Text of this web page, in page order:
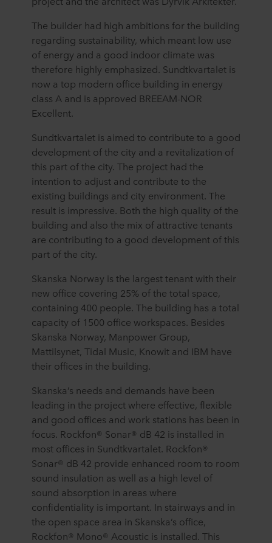
The builder had high ambitions for the building
regarding sustainability, which meant low use
of energy and a good indoor climate was
therefore highly emphasized. Sundtkvartalet is
now a top modern office building in energy
class A and is approved BREEAM-NOR
Excellent.
Sundtkvartalet is aimed to contribute to a good
development of the city and a revitalization of
this part of the city. The project had the
intention to adjust and contribute to the
existing buildings and city environment. The
result is impressive. Both the high quality of the
building and also the mix of attractive tenants
are contributing to a good development of this
part of the city.
Skanska Norway is the largest tenant with their
new office covering 25% of the total space,
containing 400 people. The building has a total
capacity of 1500 office workspaces. Besides
Skanska Norway, Manpower Group,
Mattilsynet, Tidal Music, Knowit and IBM have
their offices in the building.
Skanska’s needs and demands have been
leading in the project where effective, flexible
and good offices and work stations has been in
focus. Rockfon® Sonar® dB 42 is installed in
most offices in Sundtkvartalet. Rockfon®
Sonar® dB 42 provide enhanced room to room
sound insulation as well as a high level of
sound absorption in areas where
confidentiality is important. In stairways and in
the open space area in Skanska’s office,
Rockfon® Mono® Acoustic is installed. This